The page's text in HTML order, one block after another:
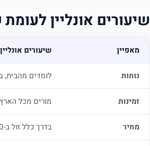
שיעורים אונליין
מאפיין שיעורים אונליין
נוחות לומדים מהבית,
זמינות מורים מכל
מחיר בדרך כלל זול ב-10–20%